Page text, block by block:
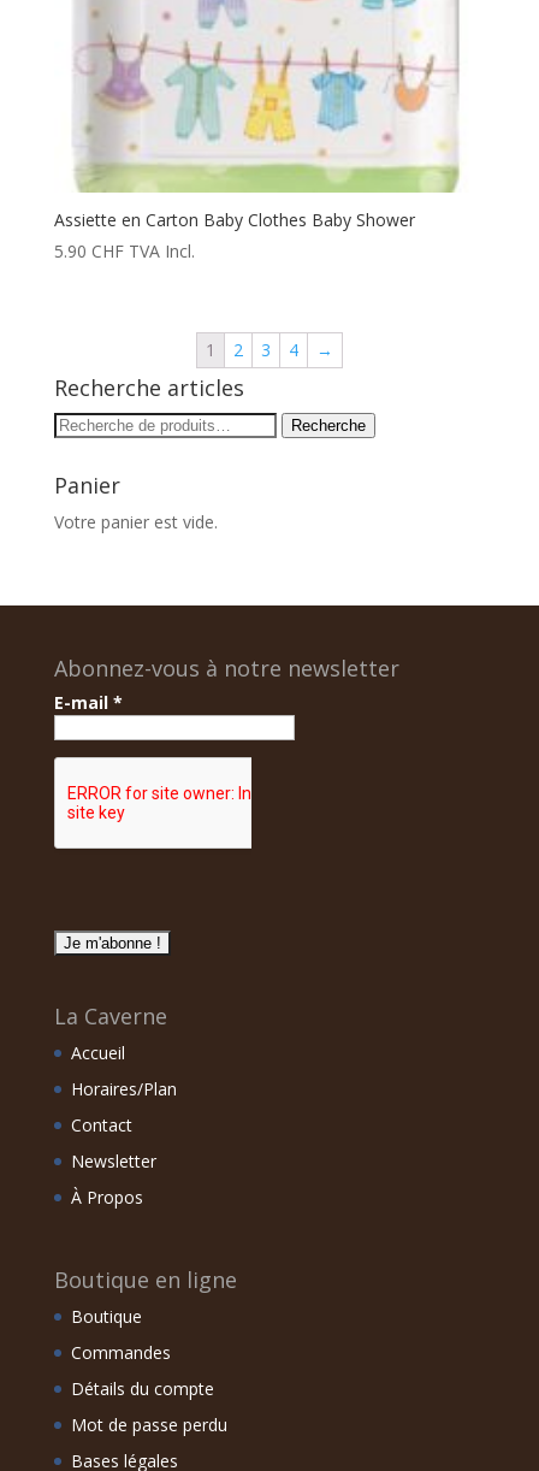
Assiette en Carton Baby Clothes Baby Shower
5.90 CHF TVA Incl.
1 2 3 4 →
Recherche articles
Recherche
Recherche
Panier
Votre panier est vide.
Abonnez-vous à notre newsletter
E-mail *
La Caverne
Accueil
Horaires/Plan
Contact
Newsletter
À Propos
Boutique en ligne
Boutique
Commandes
Détails du compte
Mot de passe perdu
Bases légales